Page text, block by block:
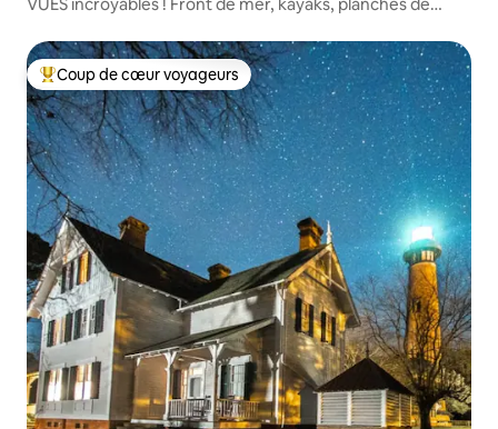
Coups de cœur voyageurs les plus appréciés
Coup de cœur voyageurs